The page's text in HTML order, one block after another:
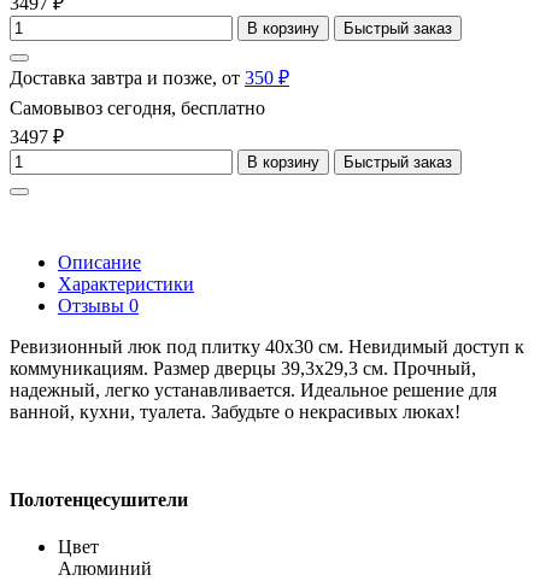
В корзину Быстрый заказ
Доставка завтра и позже, от 350 ₽
Самовывоз сегодня, бесплатно
3497 ₽
В корзину Быстрый заказ
Описание
Характеристики
Отзывы 0
Ревизионный люк под плитку 40x30 см. Невидимый доступ к
коммуникациям. Размер дверцы 39,3x29,3 см. Прочный,
надежный, легко устанавливается. Идеальное решение для
ванной, кухни, туалета. Забудьте о некрасивых люках!
Полотенцесушители
Цвет
Алюминий